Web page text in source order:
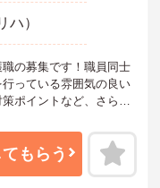
ハ）
の募集です！職員同士
っている雰囲気の良い
ポイントなど、さらに
もらう